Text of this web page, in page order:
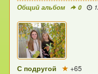
Общий альбом 0
С подругой +65